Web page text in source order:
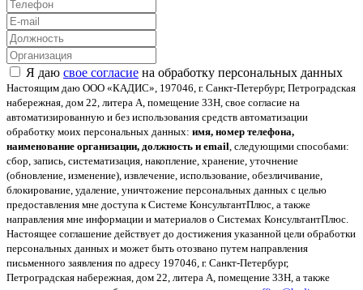
Я даю свое согласие на обработку персональных данных
Настоящим даю ООО «КАДИС», 197046, г. Санкт-Петербург, Петроградская
набережная, дом 22, литера А, помещение 33Н, свое согласие на
автоматизированную и без использования средств автоматизации
обработку моих персональных данных: имя, номер телефона,
наименование организации, должность и email, следующими способами:
сбор, запись, систематизация, накопление, хранение, уточнение
(обновление, изменение), извлечение, использование, обезличивание,
блокирование, удаление, уничтожение персональных данных с целью
предоставления мне доступа к Системе КонсультантПлюс, а также
направления мне информации и материалов о Системах КонсультантПлюс.
Настоящее соглашение действует до достижения указанной цели обработки
персональных данных и может быть отозвано путем направления
письменного заявления по адресу 197046, г. Санкт-Петербург,
Петроградская набережная, дом 22, литера А, помещение 33Н, а также